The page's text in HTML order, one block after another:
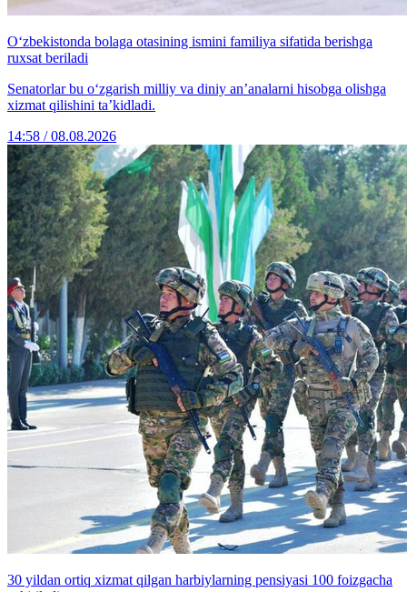
O‘zbekistonda bolaga otasining ismini familiya sifatida berishga
ruxsat beriladi
Senatorlar bu o‘zgarish milliy va diniy an’analarni hisobga olishga
xizmat qilishini ta’kidladi.
14:58 / 08.08.2026
30 yildan ortiq xizmat qilgan harbiylarning pensiyasi 100 foizgacha